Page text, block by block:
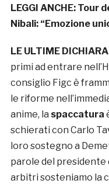
LEGGI ANCHE: Tour
Nibali: “Emozione
LE ULTIME
primi ad entrare
consiglio Figc è
le riforme
anime, la spaccatura
schierati con Carlo
loro sostegno a
parole del presidente
arbitri sosteniamo la